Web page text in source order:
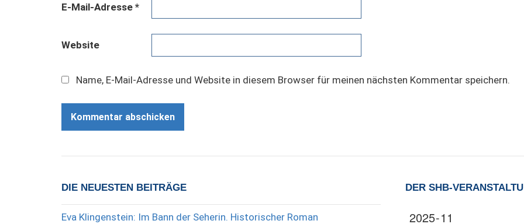
E-Mail-Adresse *
Website
Name, E-Mail-Adresse und Website in diesem Browser für meinen nächsten Kommentar speichern.
DIE NEUESTEN BEITRÄGE
Eva Klingenstein: Im Bann der Seherin. Historischer Roman
DER SHB-